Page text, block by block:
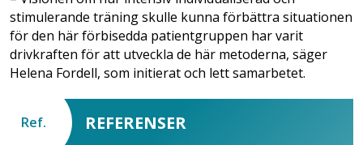
stimulerande träning skulle kunna förbättra situationen
för den här förbisedda patientgruppen har varit
drivkraften för att utveckla de här metoderna, säger
Helena Fordell, som initierat och lett samarbetet.
Ref. REFERENSER